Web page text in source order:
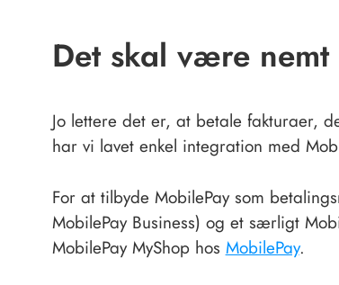
Det skal være
Jo lettere det er, at betale fakturaer,
har vi lavet enkel integration med
For at tilbyde MobilePay som
MobilePay Business) og et særligt
MobilePay MyShop hos MobilePay.